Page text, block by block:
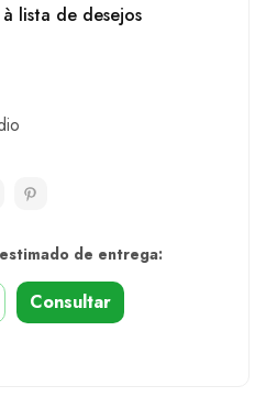
lista de desejos
de entrega:
Consultar